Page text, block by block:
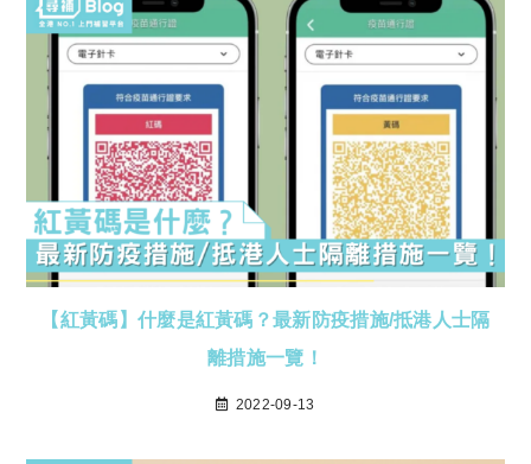
【紅黃碼】什麼是紅黃碼？最新防疫措施/抵港人士隔
離措施一覽！
2022-09-13